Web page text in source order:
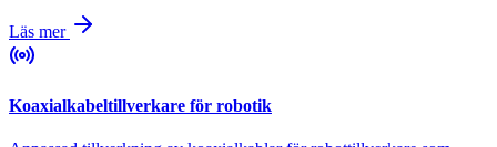
Läs mer
Koaxialkabeltillverkare för robotik